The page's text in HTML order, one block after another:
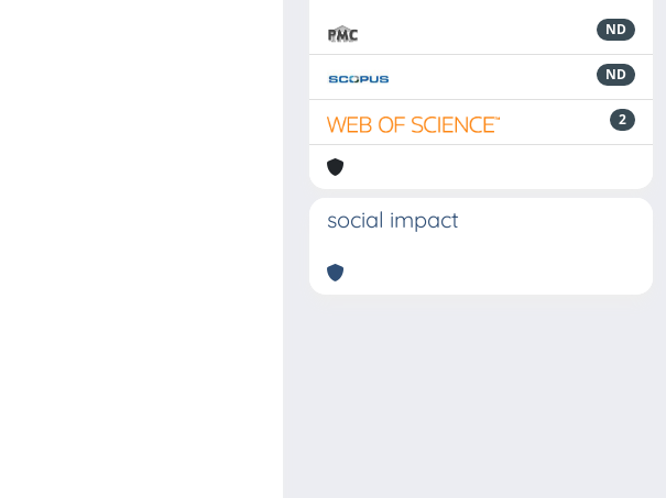
ND
ND
2
social impact